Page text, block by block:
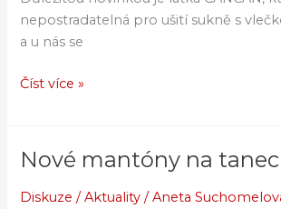
nepostradatelná pro ušití sukně s
a u nás se
Číst více »
Nové mantóny na tanec
Diskuze /Aktuality /Aneta
Nové
na